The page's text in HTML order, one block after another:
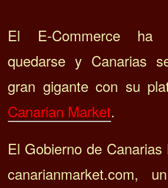
El E-Commerce ha
quedarse y Canarias
gran gigante con su
Canarian Market.
El Gobierno de
canarianmarket.com,